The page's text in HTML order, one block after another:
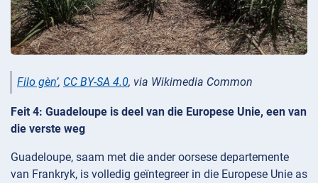
Filo gèn’, CC BY-SA 4.0, via Wikimedia Common
Feit 4: Guadeloupe is deel van die Europese Unie, een van
die verste weg
Guadeloupe, saam met die ander oorsese departemente
van Frankryk, is volledig geïntegreer in die Europese Unie as